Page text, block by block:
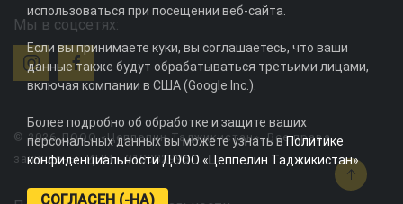
Мы в соцсетях:
© 2026 ДООО «Цеппелин Таджикистан». Все права
защищены. ИНН - 010082996
использоваться при посещении веб-сайта.
Если вы принимаете куки, вы соглашаетесь, что ваши
данные также будут обрабатываться третьими лицами,
включая компании в США (Google Inc.).
Более подробно об обработке и защите ваших
персональных данных вы можете узнать вПолитике
конфиденциальности ДООО «Цеппелин Таджикистан».
СОГЛАСЕН (-НА)